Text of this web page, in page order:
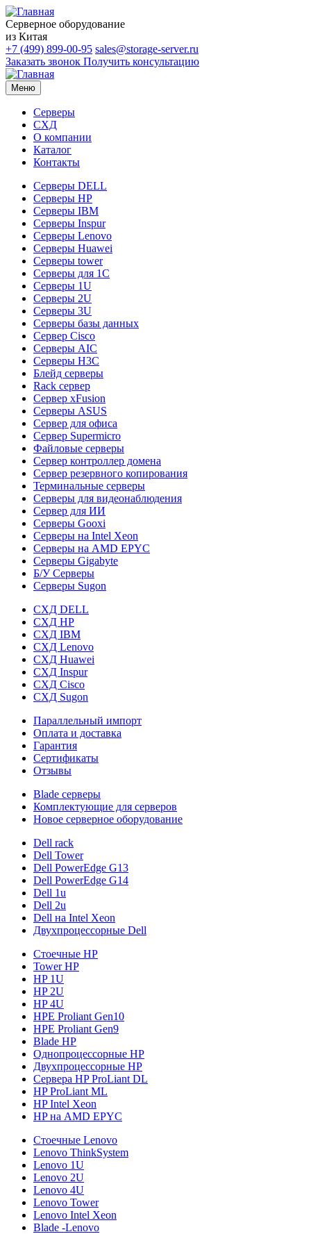
Серверное оборудование
из Китая
+7 (499) 899-00-95 sales@storage-server.ru
Заказать звонок Получить консультацию
Меню
Серверы
СХД
О компании
Каталог
Контакты
Серверы DELL
Серверы HP
Серверы IBM
Серверы Inspur
Серверы Lenovo
Серверы Huawei
Серверы tower
Серверы для 1C
Серверы 1U
Серверы 2U
Серверы 3U
Серверы базы данных
Сервер Cisco
Серверы AIC
Серверы H3C
Блейд серверы
Rack сервер
Сервер xFusion
Серверы ASUS
Сервер для офиса
Сервер Supermicro
Файловые серверы
Сервер контроллер домена
Сервер резервного копирования
Терминальные серверы
Серверы для видеонаблюдения
Сервер для ИИ
Серверы Gooxi
Серверы на Intel Xeon
Серверы на AMD EPYC
Серверы Gigabyte
Б/У Серверы
Серверы Sugon
СХД DELL
СХД HP
СХД IBM
СХД Lenovo
СХД Huawei
СХД Inspur
СХД Cisco
СХД Sugon
Параллельный импорт
Оплата и доставка
Гарантия
Сертификаты
Отзывы
Blade серверы
Комплектующие для серверов
Новое серверное оборудование
Dell rack
Dell Tower
Dell PowerEdge G13
Dell PowerEdge G14
Dell 1u
Dell 2u
Dell на Intel Xeon
Двухпроцессорные Dell
Стоечные HP
Tower HP
HP 1U
HP 2U
HP 4U
HPE Proliant Gen10
HPE Proliant Gen9
Blade HP
Однопроцессорные HP
Двухпроцессорные HP
Сервера HP ProLiant DL
HP ProLiant ML
HP Intel Xeon
HP на AMD EPYC
Стоечные Lenovo
Lenovo ThinkSystem
Lenovo 1U
Lenovo 2U
Lenovo 4U
Lenovo Tower
Lenovo Intel Xeon
Blade -Lenovo